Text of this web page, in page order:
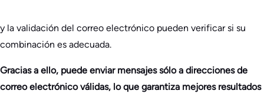
y la validación del correo electrónico pueden verificar si su
combinación es adecuada.
Gracias a ello, puede enviar mensajes sólo a direcciones de
correo electrónico válidas, lo que garantiza mejores resultados